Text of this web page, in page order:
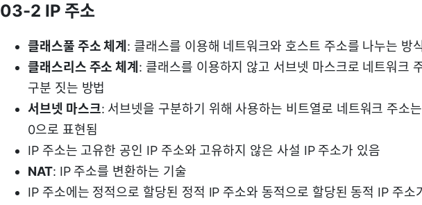
03-2 IP 주소
클래스풀 주소 체계 : 클래스를 이용해 네트워크와 호스트 주소를 나누는 방
클래스리스 주소 체계 : 클래스를 이용하지 않고 서브넷 마스크로 네트워크
구분 짓는 방법
서브넷 마스크: 서브넷을 구분하기 위해 사용하는 비트열로 네트워크 주소
0으로 표현됨
IP 주소는 고유한 공인 IP 주소와 고유하지 않은 사설 IP 주소가 있음
NAT: IP 주소를 변환하는 기술
IP 주소에는 정적으로 할당된 정적 IP 주소와 동적으로 할당된 동적 IP 주소